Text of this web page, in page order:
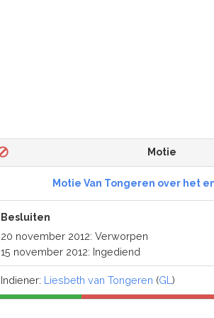
Motie
Motie Van Tongeren over het
Besluiten
20 november 2012: Verworpen
15 november 2012: Ingediend
Indiener: Liesbeth van Tongeren (GL )